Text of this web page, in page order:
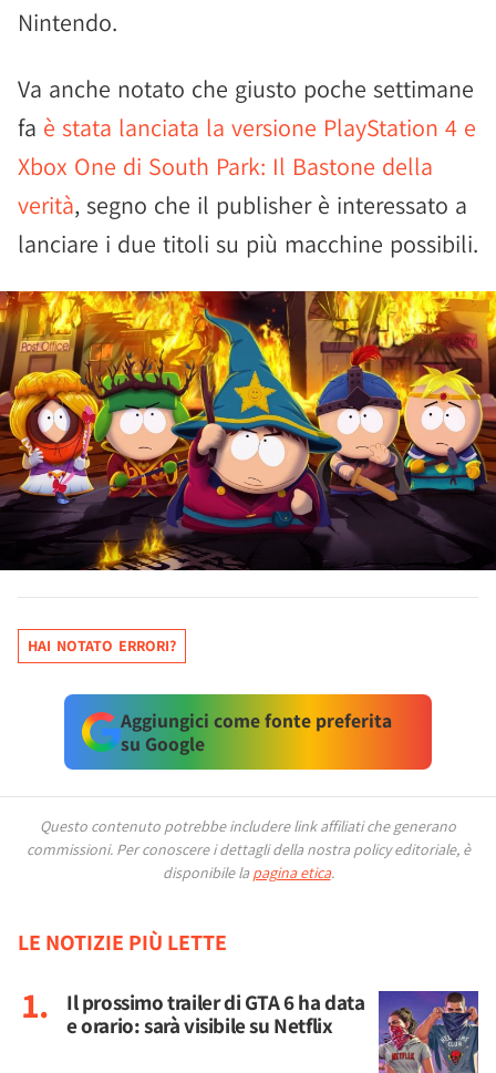
Nintendo.
Va anche notato che giusto poche settimane
fa è stata lanciata la versione PlayStation 4 e
Xbox One di South Park: Il Bastone della
verità, segno che il publisher è interessato a
lanciare i due titoli su più macchine possibili.
HAI NOTATO ERRORI?
Aggiungici come fonte preferita
su Google
Questo contenuto potrebbe includere link affiliati che generano
commissioni. Per conoscere i dettagli della nostra policy editoriale, è
disponibile la pagina etica.
LE NOTIZIE PIÙ LETTE
Il prossimo trailer di GTA 6 ha data
e orario: sarà visibile su Netflix